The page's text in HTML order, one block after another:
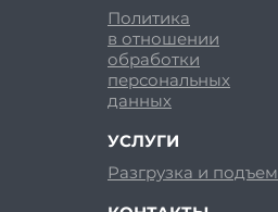
Политика
в отношении
обработки
персональных
данных
УСЛУГИ
Разгрузка и подъем